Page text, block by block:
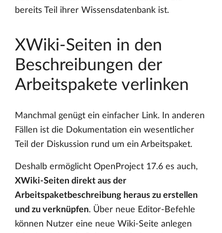
bereits Teil ihrer Wissensdatenbank ist.
XWiki-Seiten in den
Beschreibungen der
Arbeitspakete verlinken
Manchmal genügt ein einfacher Link. In anderen
Fällen ist die Dokumentation ein wesentlicher
Teil der Diskussion rund um ein Arbeitspaket.
Deshalb ermöglicht OpenProject 17.6 es auch,
XWiki-Seiten direkt aus der
Arbeitspaketbeschreibung heraus zu erstellen
und zu verknüpfen. Über neue Editor-Befehle
können Nutzer eine neue Wiki-Seite anlegen